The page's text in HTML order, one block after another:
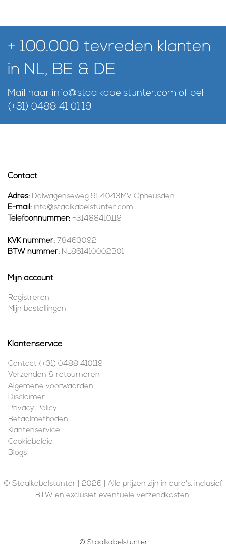
+ 100.000 tevreden klanten
in NL, BE & DE
Mail naar info@staalkabelstunter.com of bel
(+31) 0488 41 01 19
Contact
Adres: Dalwagenseweg 91 4043MV Opheusden
E-mail: info@staalkabelstunter.com
Telefoonnummer: +31488410119
KVK nummer: 78463092
BTW nummer: NL861410002B01
Mijn account
Registreren
Mijn bestellingen
Klantenservice
Contact (+31) 0488 410119
Verzenden & retourneren
Algemene voorwaarden
Disclaimer
Privacy Policy
Betaalmethoden
Klantenservice
Cookiebeleid
Blogs
© Staalkabelstunter | 2026 | Alle prijzen zijn in euro's, inclusief
BTW en exclusief eventuele verzendkosten.